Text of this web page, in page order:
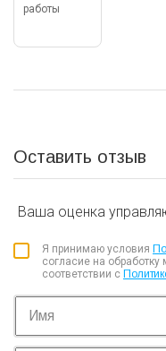
работы
Оставить отзыв
Ваша оценка
Я принимаю условия
согласие на
соответствии с